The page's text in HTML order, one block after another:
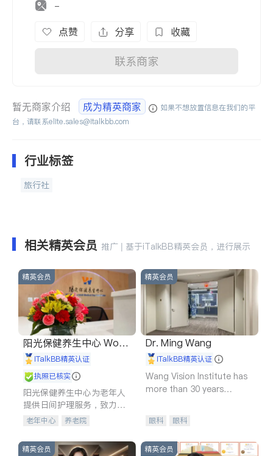
-
点赞 分享 收藏
联系商家
暂无商家介绍 成为精英商家
如果不想放置信息在我们的平
台，请联系elite.sales@italkbb.com
行业标签
旅行社
相关精英会员 推广 | 基于iTalkBB精英会员，进行展示
精英会员
阳光保健养生中心 World
shine
iTalkBB精英认证
执照已核实
阳光保健养生中心为老年人
提供日间护理服务，致力于
通过持续的护理创新来有效
老年中心 养老院
精英会员
Dr. Ming Wang
iTalkBB精英认证
Wang Vision Institute has
more than 30 years
眼科 眼科
精英会员 精英会员